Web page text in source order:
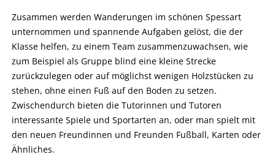
Zusammen werden Wanderungen im schönen Spessart
unternommen und spannende Aufgaben gelöst, die der
Klasse helfen, zu einem Team zusammenzuwachsen, wie
zum Beispiel als Gruppe blind eine kleine Strecke
zurückzulegen oder auf möglichst wenigen Holzstücken zu
stehen, ohne einen Fuß auf den Boden zu setzen.
Zwischendurch bieten die Tutorinnen und Tutoren
interessante Spiele und Sportarten an, oder man spielt mit
den neuen Freundinnen und Freunden Fußball, Karten oder
Ähnliches.